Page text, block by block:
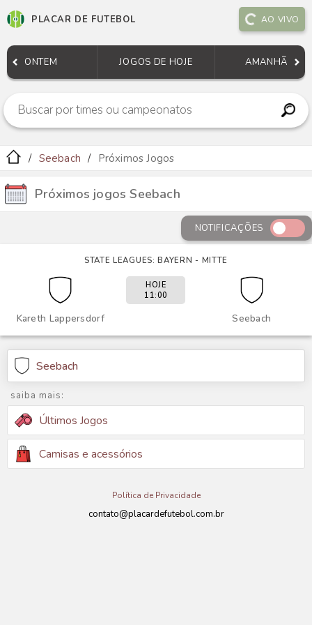
PLACAR DE FUTEBOL AO VIVO
ONTEM JOGOS DE HOJE AMANHÃ
Seebach Próximos Jogos
Próximos jogos Seebach
NOTIFICAÇÕES
STATE LEAGUES: BAYERN - MITTE
Kareth Lappersdorf Seebach
HOJE
11:00
Seebach
saiba mais:
Últimos Jogos
Camisas e acessórios
Política de Privacidade
contato@placardefutebol.com.br